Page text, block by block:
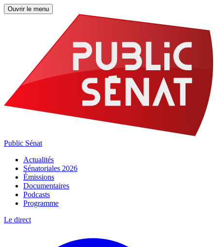
Ouvrir le menu
Public Sénat
Actualités
Sénatoriales 2026
Émissions
Documentaires
Podcasts
Programme
Le direct